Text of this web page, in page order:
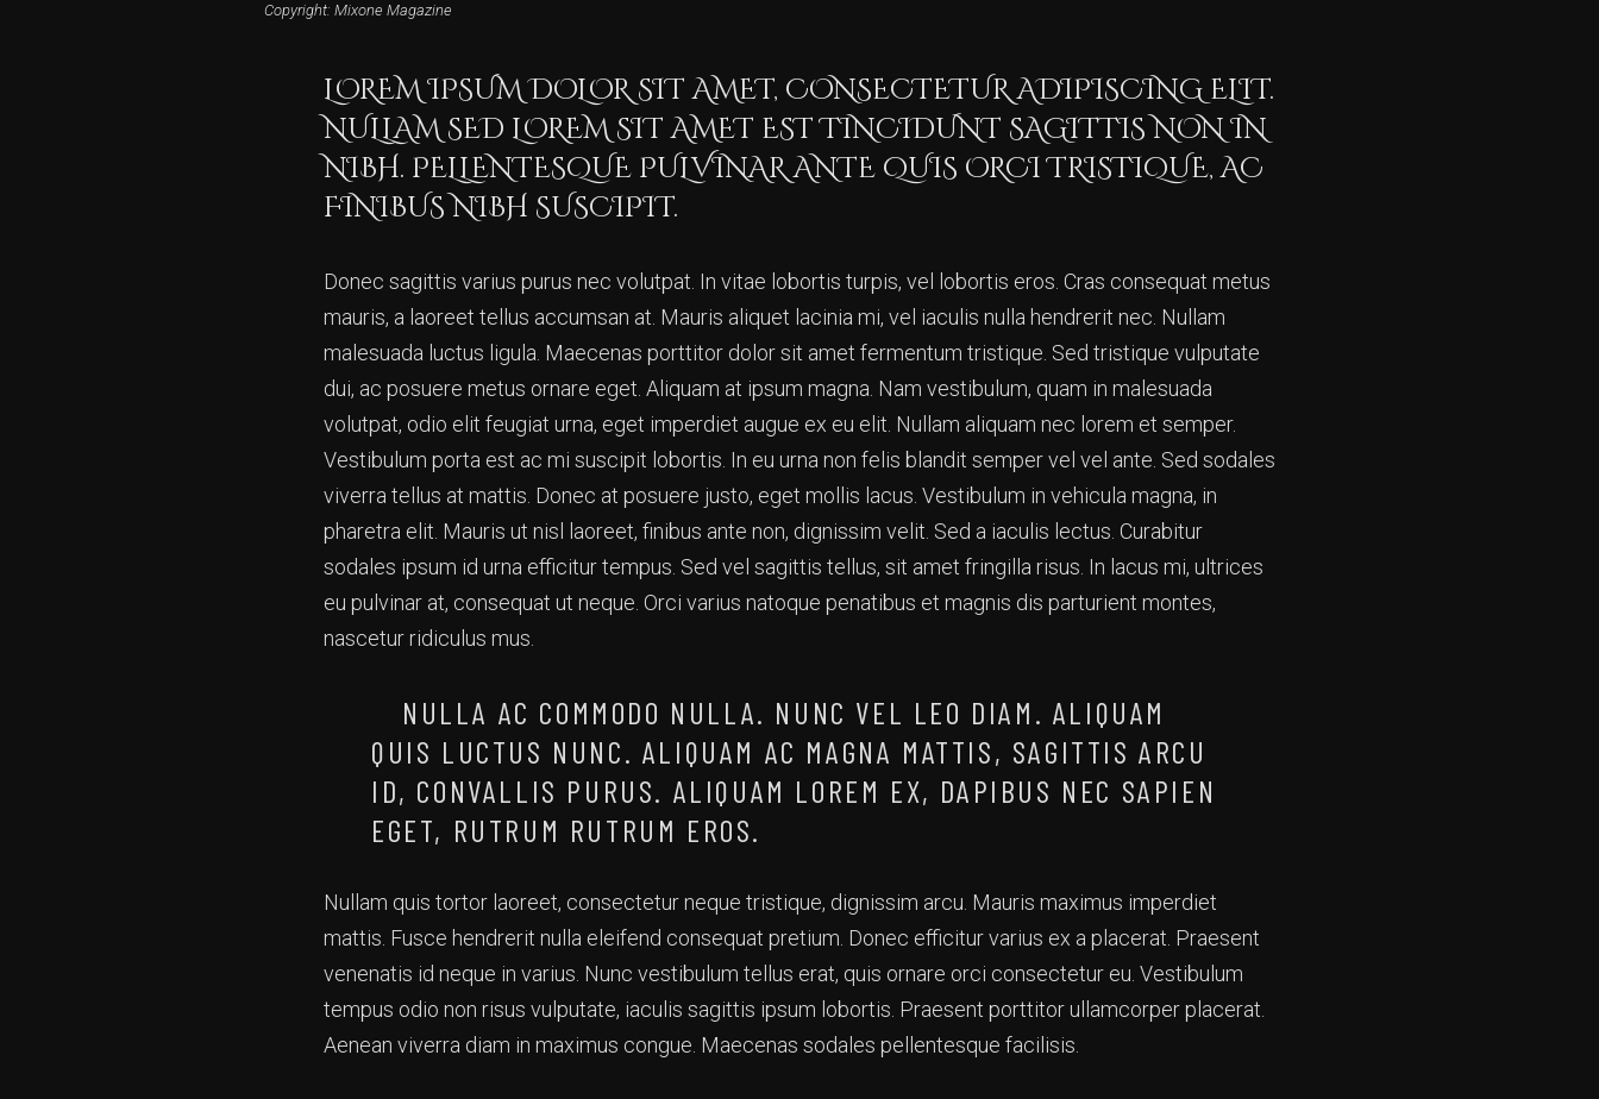
Copyright: Mixone Magazine
LOREM IPSUM DOLOR SIT AMET, CONSECTETUR ADIPISCING ELIT.
NULLAM SED LOREM SIT AMET EST TINCIDUNT SAGITTIS NON IN
NIBH. PELLENTESQUE PULVINAR ANTE QUIS ORCI TRISTIQUE, AC
FINIBUS NIBH SUSCIPIT.
Donec sagittis varius purus nec volutpat. In vitae lobortis turpis, vel lobortis eros. Cras consequat metus
mauris, a laoreet tellus accumsan at. Mauris aliquet lacinia mi, vel iaculis nulla hendrerit nec. Nullam
malesuada luctus ligula. Maecenas porttitor dolor sit amet fermentum tristique. Sed tristique vulputate
dui, ac posuere metus ornare eget. Aliquam at ipsum magna. Nam vestibulum, quam in malesuada
volutpat, odio elit feugiat urna, eget imperdiet augue ex eu elit. Nullam aliquam nec lorem et semper.
Vestibulum porta est ac mi suscipit lobortis. In eu urna non felis blandit semper vel vel ante. Sed sodales
viverra tellus at mattis. Donec at posuere justo, eget mollis lacus. Vestibulum in vehicula magna, in
pharetra elit. Mauris ut nisl laoreet, finibus ante non, dignissim velit. Sed a iaculis lectus. Curabitur
sodales ipsum id urna efficitur tempus. Sed vel sagittis tellus, sit amet fringilla risus. In lacus mi, ultrices
eu pulvinar at, consequat ut neque. Orci varius natoque penatibus et magnis dis parturient montes,
nascetur ridiculus mus.
NULLA AC COMMODO NULLA. NUNC VEL LEO DIAM. ALIQUAM
QUIS LUCTUS NUNC. ALIQUAM AC MAGNA MATTIS, SAGITTIS ARCU
ID, CONVALLIS PURUS. ALIQUAM LOREM EX, DAPIBUS NEC SAPIEN
EGET, RUTRUM RUTRUM EROS.
Nullam quis tortor laoreet, consectetur neque tristique, dignissim arcu. Mauris maximus imperdiet
mattis. Fusce hendrerit nulla eleifend consequat pretium. Donec efficitur varius ex a placerat. Praesent
venenatis id neque in varius. Nunc vestibulum tellus erat, quis ornare orci consectetur eu. Vestibulum
tempus odio non risus vulputate, iaculis sagittis ipsum lobortis. Praesent porttitor ullamcorper placerat.
Aenean viverra diam in maximus congue. Maecenas sodales pellentesque facilisis.